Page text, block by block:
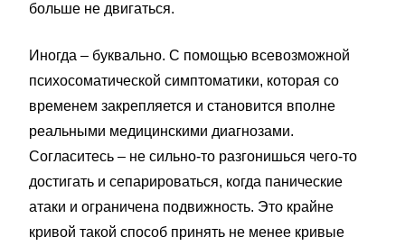
больше не двигаться.
Иногда – буквально. С помощью всевозможной
психосоматической симптоматики, которая со
временем закрепляется и становится вполне
реальными медицинскими диагнозами.
Согласитесь – не сильно-то разгонишься чего-то
достигать и сепарироваться, когда панические
атаки и ограничена подвижность. Это крайне
кривой такой способ принять не менее кривые